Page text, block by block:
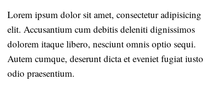
Lorem ipsum dolor sit amet, consectetur adipisicing
elit. Accusantium cum debitis deleniti dignissimos
dolorem itaque libero, nesciunt omnis optio sequi.
Autem cumque, deserunt dicta et eveniet fugiat iusto
odio praesentium.